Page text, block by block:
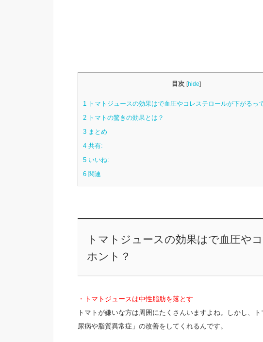
目次 [hide]
1
トマトジュースの効果はで血圧やコレステロールが下がるっ
2トマトの驚きの効果とは？
3まとめ
4共有:
5いいね:
6関連
トマトジュースの効果はで血圧や
ホント？
・トマトジュースは中性脂肪を落とす
トマトが嫌いな方は周囲にたくさんいますよね。しかし、
尿病や脂質異常症」の改善をしてくれるんです。